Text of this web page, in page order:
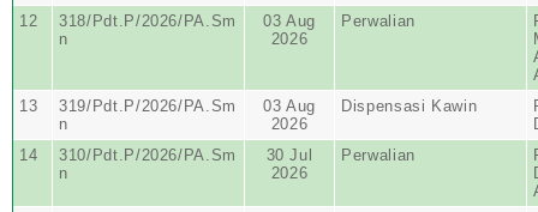
12
318/Pdt.P/2026/PA.Sm
n
03 Aug
2026
Perwalian
13
319/Pdt.P/2026/PA.Sm
n
03 Aug
2026
Dispensasi Kawin
14
310/Pdt.P/2026/PA.Sm
n
30 Jul
2026
Perwalian